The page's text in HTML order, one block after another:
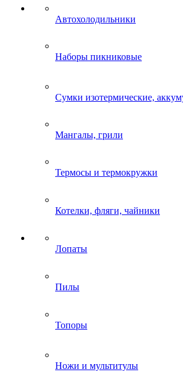
Автохолодильники
Наборы пикниковые
Сумки изотермические,
Мангалы, грили
Термосы и термокружки
Котелки, фляги, чайники
Лопаты
Пилы
Топоры
Ножи и мультитулы